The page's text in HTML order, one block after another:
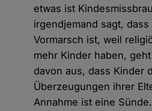
etwas ist
irgendjemand sagt,
Vormarsch ist, weil
mehr Kinder haben,
davon aus, dass Kinder
Überzeugungen ihrer
Annahme ist eine